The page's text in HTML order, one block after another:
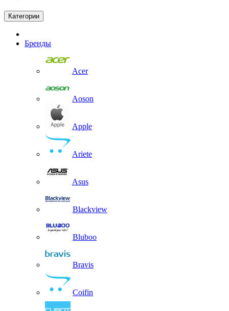
Категории
Бренды
Acer
Aoson
Apple
Ariete
Asus
Blackview
Bluboo
Bravis
Coifin